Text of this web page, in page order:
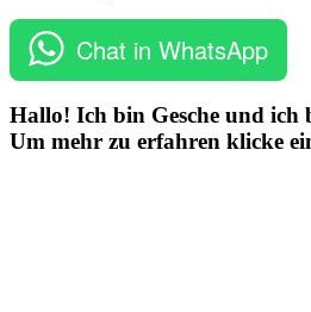
Chat in WhatsApp
Hallo! Ich bin Gesche und ich
Um mehr zu erfahren klicke